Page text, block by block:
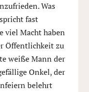
Was
fast
viel Macht haben
Öffentlichkeit zu
weiße Mann der
Onkel, der
belehrt